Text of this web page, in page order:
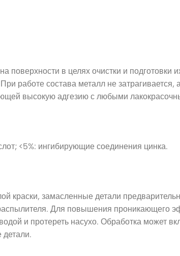
поверхности в целях очистки и
работе состава металл не
высокую адгезию с любыми
<5%: ингибирующие соединения цинка.
краски, замасленные детали
Для повышения проникающего
и протереть насухо. Обработка может